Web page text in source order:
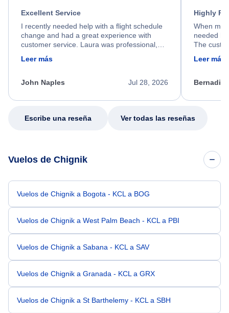
Excellent Service
I recently needed help with a flight schedule
change and had a great experience with
customer service. Laura was professional,
friendly, and very helpful throughout the
process. She quickly found a solution and
appreciate her excellent service.
Leer más
Jul 28, 2026
John Naples
Highly
When my
needed
The
calm,
my issue.
Leer más
Escribe una reseña Ver todas las reseñas
Vuelos de Chignik
Vuelos de Chignik a Bogota - KCL a BOG
Vuelos de Chignik a West Palm Beach - KCL a PBI
Vuelos de Chignik a Sabana - KCL a SAV
Vuelos de Chignik a Granada - KCL a GRX
Vuelos de Chignik a St Barthelemy - KCL a SBH